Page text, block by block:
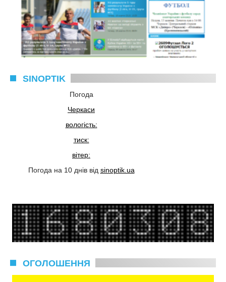
SINOPTIK
Погода
Черкаси
вологість:
тиск:
вітер:
Погода на 10 днів від sinoptik.ua
ОГОЛОШЕННЯ